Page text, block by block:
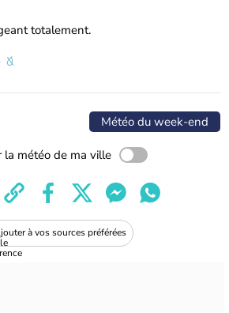
totalement.
Météo du week-end
la météo de ma ville
à vos sources préférées